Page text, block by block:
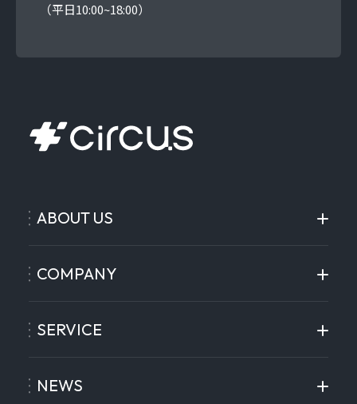
（平日10:00~18:00）
ABOUT US
COMPANY
SERVICE
NEWS